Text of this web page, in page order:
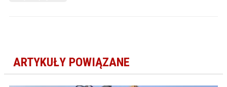
ARTYKUŁY POWIĄZANE